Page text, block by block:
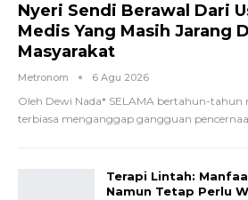
Nyeri Sendi Berawal Dari
Medis Yang Masih Jarang
Masyarakat
Metronom 6 Agu 2026
Oleh Dewi Nada* SELAMA bertahun-tahun
terbiasa menganggap gangguan
Terapi Lintah:
Namun Tetap Perlu